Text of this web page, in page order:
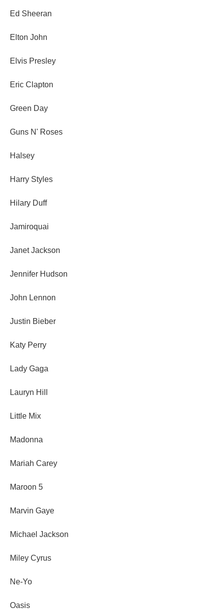
Ed Sheeran
Elton John
Elvis Presley
Eric Clapton
Green Day
Guns N' Roses
Halsey
Harry Styles
Hilary Duff
Jamiroquai
Janet Jackson
Jennifer Hudson
John Lennon
Justin Bieber
Katy Perry
Lady Gaga
Lauryn Hill
Little Mix
Madonna
Mariah Carey
Maroon 5
Marvin Gaye
Michael Jackson
Miley Cyrus
Ne-Yo
Oasis